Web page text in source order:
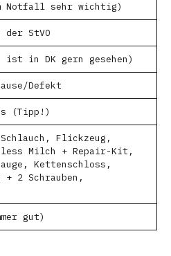
Notfall sehr wichtig)
der StVO
ist in DK gern gesehen)
Defekt
(Tipp!)
Schlauch, Flickzeug,
Milch + Repair-Kit,
Kettenschloss,
2 Schrauben,
gut)